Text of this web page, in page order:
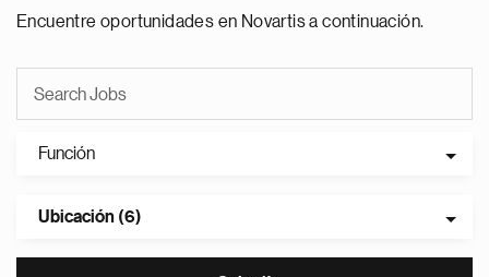
Encuentre oportunidades en Novartis a continuación.
Función
Ubicación (6)